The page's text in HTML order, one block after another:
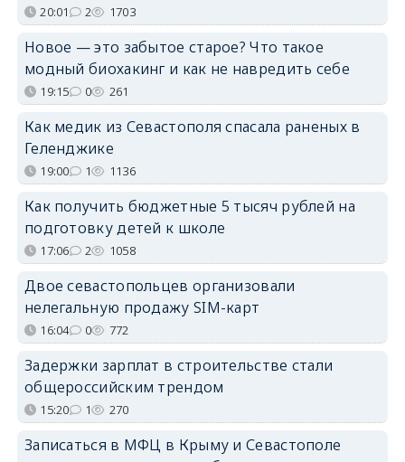
20:01 2 1703
Новое — это забытое старое? Что такое
модный биохакинг и как не навредить себе
19:15 0 261
Как медик из Севастополя спасала раненых в
Геленджике
19:00 1 1136
Как получить бюджетные 5 тысяч рублей на
подготовку детей к школе
17:06 2 1058
Двое севастопольцев организовали
нелегальную продажу SIM-карт
16:04 0 772
Задержки зарплат в строительстве стали
общероссийским трендом
15:20 1 270
Записаться в МФЦ в Крыму и Севастополе